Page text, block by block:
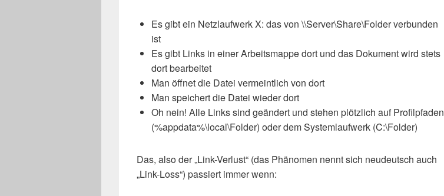
Es gibt ein Netzlaufwerk X: das von \\Server\Share\Folder verbunden
ist
Es gibt Links in einer Arbeitsmappe dort und das Dokument wird stets
dort bearbeitet
Man öffnet die Datei vermeintlich von dort
Man speichert die Datei wieder dort
Oh nein! Alle Links sind geändert und stehen plötzlich auf Profilpfaden
(%appdata%\local\Folder) oder dem Systemlaufwerk (C:\Folder)
Das, also der „Link-Verlust“ (das Phänomen nennt sich neudeutsch auch
„Link-Loss“) passiert immer wenn: